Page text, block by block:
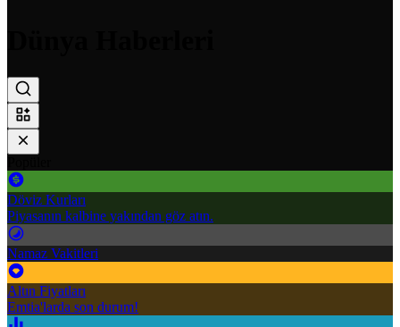
Döviz Kurları
Piyasanın kalbine yakından göz atın.
Namaz Vakitleri
Altın Fiyatları
Emtia'larda son durum!